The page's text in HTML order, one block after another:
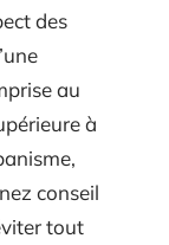
des
au
à
conseil
tout